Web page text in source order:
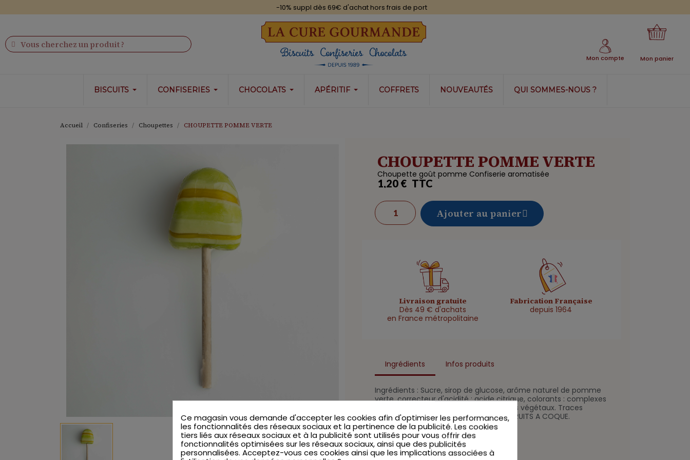
-10% suppl dès 69€ d'achat hors frais de port
Mon compte Mon panier
BISCUITS CONFISERIES CHOCOLATS APÉRITIF COFFRETS NOUVEAUTÉS QUI SOMMES-NOUS ?
Accueil Confiseries Choupettes CHOUPETTE POMME VERTE
CHOUPETTE POMME VERTE
Choupette goût pomme Confiserie aromatisée
1,20 € TTC
Ajouter au panier
Livraison gratuite
Dès 49 € d'achats
en France métropolitaine
Fabrication Française
depuis 1964
Ingrédients Infos produits
Ingrédients : Sucre, sirop de glucose, arôme naturel de pomme
verte, correcteur d'acidité : acide citrique, colorants : complexes
cuivriques de chlorophyllines, carotènes végétaux. Traces
éventuelles de GLUTEN, LAIT, OEUFS et FRUITS A COQUE.
Ce magasin vous demande d'accepter les cookies afin d'optimiser les performances,
les fonctionnalités des réseaux sociaux et la pertinence de la publicité. Les cookies
tiers liés aux réseaux sociaux et à la publicité sont utilisés pour vous offrir des
fonctionnalités optimisées sur les réseaux sociaux, ainsi que des publicités
personnalisées. Acceptez-vous ces cookies ainsi que les implications associées à